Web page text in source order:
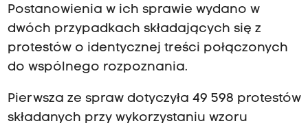
Postanowienia w ich sprawie wydano w
dwóch przypadkach składających się z
protestów o identycznej treści połączonych
do wspólnego rozpoznania.
Pierwsza ze spraw dotyczyła 49 598 protestów
składanych przy wykorzystaniu wzoru